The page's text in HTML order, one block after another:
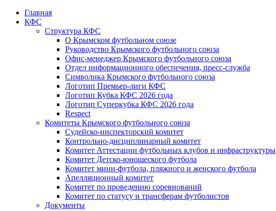
Главная
КФС
Структура КФС
О Крымском футбольном союзе
Руководство Крымского футбольного союза
Офис-менеджер Крымского футбольного союза
Отдел информационного обеспечения, пресс-служба
Символика Крымского футбольного союза
Логотип Премьер-лиги КФС
Логотип Кубка КФС 2026 года
Логотип Суперкубка КФС 2026 года
Respect
Комитеты Крымского футбольного союза
Судейско-инспекторский комитет
Контрольно-дисциплинарный комитет
Комитет Аттестации футбольных клубов и инфраструктуры
Комитет Детско-юношеского футбола
Комитет мини-футбола, пляжного и женского футбола
Апелляционный комитет
Комитет по проведению соревнований
Комитет по статусу и трансферам футболистов
Документы